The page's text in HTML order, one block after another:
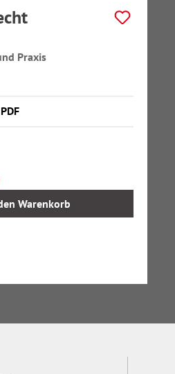
Praxis
PDF
Wert ein
Warenkorb